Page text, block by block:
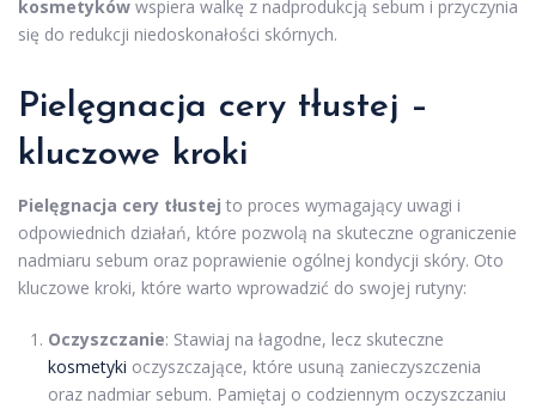
kosmetyków wspiera walkę z nadprodukcją sebum i przyczynia
się do redukcji niedoskonałości skórnych.
Pielęgnacja cery tłustej –
kluczowe kroki
Pielęgnacja cery tłustej to proces wymagający uwagi i
odpowiednich działań, które pozwolą na skuteczne ograniczenie
nadmiaru sebum oraz poprawienie ogólnej kondycji skóry. Oto
kluczowe kroki, które warto wprowadzić do swojej rutyny:
Oczyszczanie: Stawiaj na łagodne, lecz skuteczne
kosmetyki oczyszczające, które usuną zanieczyszczenia
oraz nadmiar sebum. Pamiętaj o codziennym oczyszczaniu